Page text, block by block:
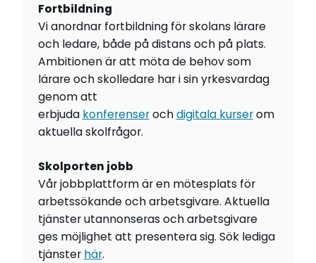
Fortbildning
Vi anordnar fortbildning för skolans lärare
och ledare, både på distans och på plats.
Ambitionen är att möta de behov som
lärare och skolledare har i sin yrkesvardag
genom att
erbjuda konferenserochdigitala kurserom
aktuella skolfrågor.
Skolporten jobb
Vår jobbplattform är en mötesplats för
arbetssökande och arbetsgivare. Aktuella
tjänster utannonseras och arbetsgivare
ges möjlighet att presentera sig. Sök lediga
tjänster här.